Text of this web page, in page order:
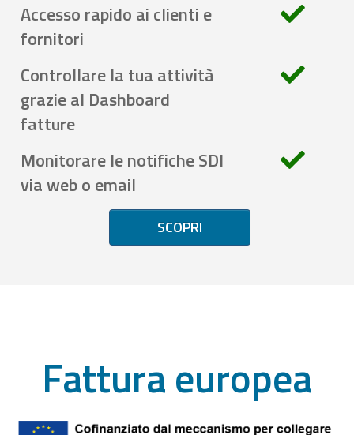
Accesso rapido ai clienti e
fornitori
Controllare la tua attività
grazie al Dashboard
fatture
Monitorare le notifiche SDI
via web o email
SCOPRI
Fattura europea